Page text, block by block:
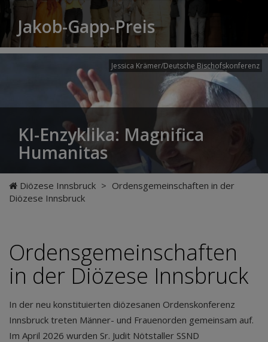
Jakob-Gapp-Preis
Jessica Krämer/Deutsche Bischofskonferenz
KI-Enzyklika: Magnifica
Humanitas
Diözese Innsbruck > Ordensgemeinschaften in der
Diözese Innsbruck
Ordensgemeinschaften
in der Diözese Innsbruck
In der neu konstituierten diözesanen Ordenskonferenz
Innsbruck treten Männer- und Frauenorden gemeinsam auf.
Im April 2026 wurden Sr. Judit Nötstaller SSND